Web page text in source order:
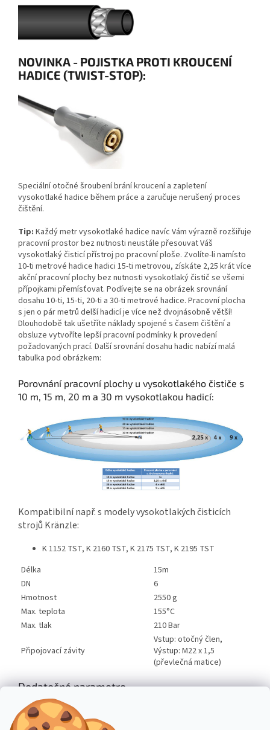
NOVINKA - POJISTKA PROTI KROUCENÍ
HADICE (TWIST-STOP):
Speciální otočné šroubení brání kroucení a zapletení
vysokotlaké hadice během práce a zaručuje nerušený proces
čištění.
Tip: Každý metr vysokotlaké hadice navíc Vám výrazně rozšiřuje
pracovní prostor bez nutnosti neustále přesouvat Váš
vysokotlaký čisticí přístroj po pracovní ploše. Zvolíte-li namísto
10-ti metrové hadice hadici 15-ti metrovou, získáte 2,25 krát více
akční pracovní plochy bez nutnosti vysokotlaký čistič se všemi
přípojkami přemísťovat. Podívejte se na obrázek srovnání
dosahu 10-ti, 15-ti, 20-ti a 30-ti metrové hadice. Pracovní plocha
s jen o pár metrů delší hadicí je více než dvojnásobně větší!
Dlouhodobě tak ušetříte náklady spojené s časem čištění a
obsluze vytvoříte lepší pracovní podmínky k provedení
požadovaných prací. Další srovnání dosahu hadic nabízí malá
tabulka pod obrázkem:
Porovnání pracovní plochy u vysokotlakého čističe s
10 m, 15 m, 20 m a 30 m vysokotlakou hadicí:
Kompatibilní např. s modely vysokotlakých čisticích
strojů Kränzle:
K 1152 TST, K 2160 TST, K 2175 TST, K 2195 TST
Délka
15m
DN
6
Hmotnost
2550 g
Max. teplota
155°C
Max. tlak
210 Bar
Připojovací závity
Vstup: otočný člen,
Výstup: M22 x 1,5
(převlečná matice)
Dodatočné parametre
Kategória
Vysokotlakové čistiace stroje
Hmotnosť : 2.6 kg